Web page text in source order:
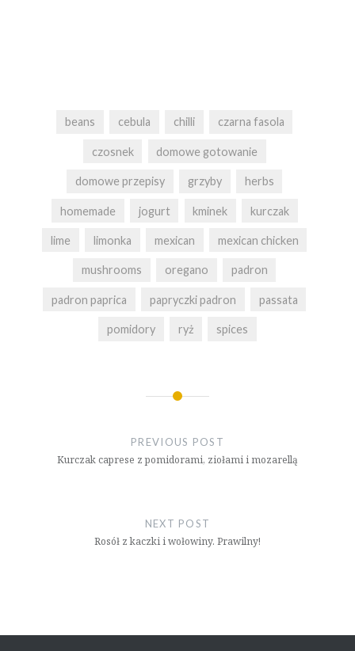
beans cebula chilli czarna fasola
czosnek domowe gotowanie
domowe przepisy grzyby herbs
homemade jogurt kminek kurczak
lime limonka mexican mexican chicken
mushrooms oregano padron
padron paprica papryczki padron passata
pomidory ryż spices
PREVIOUS POST
Kurczak caprese z pomidorami, ziołami i mozarellą
NEXT POST
Rosół z kaczki i wołowiny. Prawilny!